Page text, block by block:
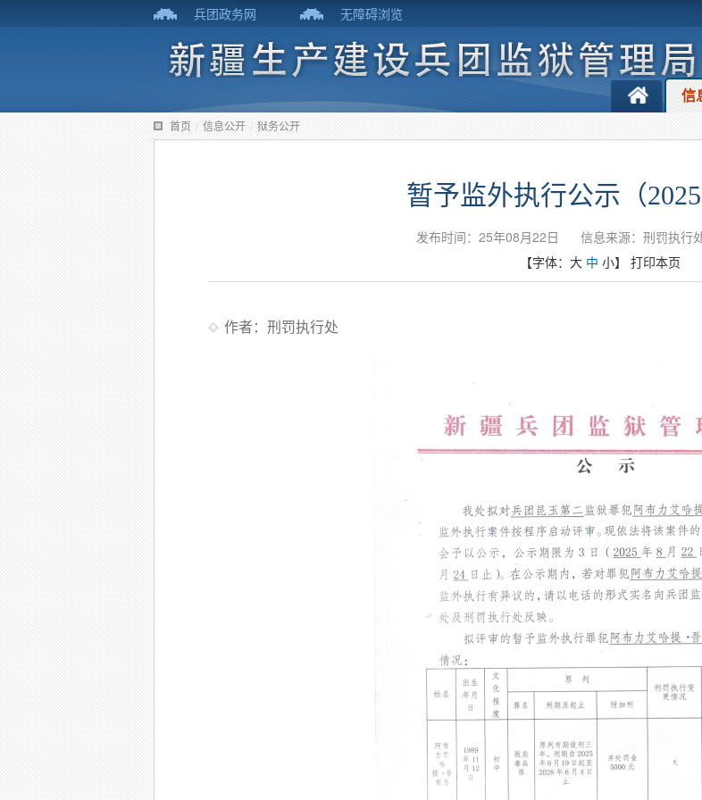
兵团政务网 无障碍浏览
信
首页 / 信息公开 / 狱务公开
暂予监外执行公示（2025
发布时间：25年08月22日 信息来源：刑罚执行
【字体： 大 中 小】 打印本页
作者：刑罚执行处